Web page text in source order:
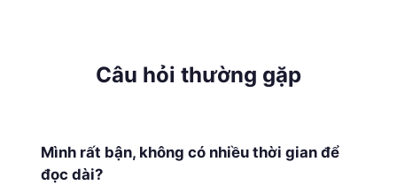
Câu hỏi thường gặp
Mình rất bận, không có nhiều thời gian để
đọc dài?